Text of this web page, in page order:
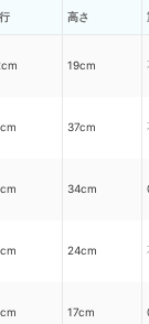
高さ
19cm
37cm
34cm
24cm
17cm